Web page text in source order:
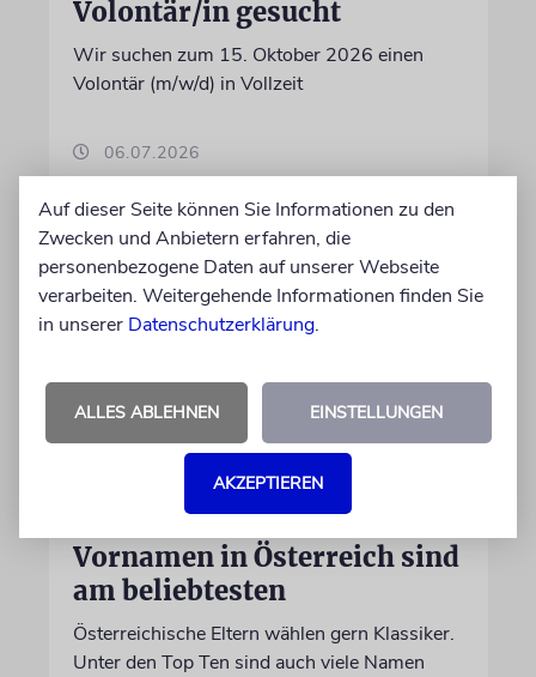
Volontär/in gesucht
Wir suchen zum 15. Oktober 2026 einen
Volontär (m/w/d) in Vollzeit
06.07.2026
Diese hebräischen
Vornamen in Österreich sind
am beliebtesten
Österreichische Eltern wählen gern Klassiker.
Unter den Top Ten sind auch viele Namen
Auf dieser Seite können Sie Informationen zu den
Zwecken und Anbietern erfahren, die
personenbezogene Daten auf unserer Webseite
verarbeiten. Weitergehende Informationen finden Sie
in unserer Datenschutzerklärung.
ALLES ABLEHNEN EINSTELLUNGEN
AKZEPTIEREN